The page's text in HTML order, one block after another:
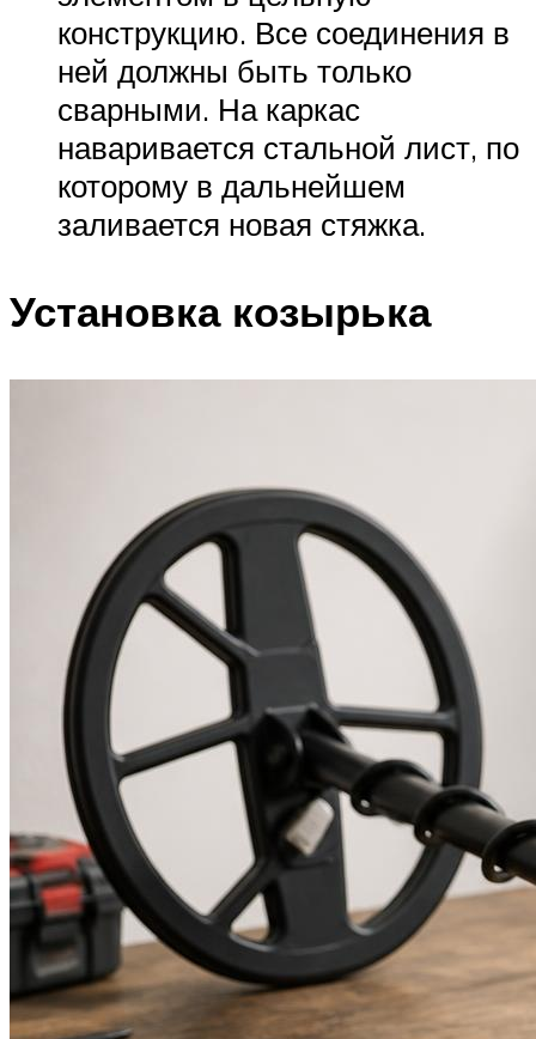
конструкцию. Все соединения в
ней должны быть только
сварными. На каркас
наваривается стальной лист, по
которому в дальнейшем
заливается новая стяжка.
Установка козырька